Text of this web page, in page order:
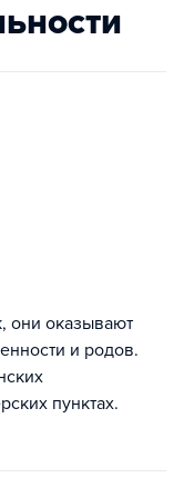
они оказывают
и родов.
пунктах.